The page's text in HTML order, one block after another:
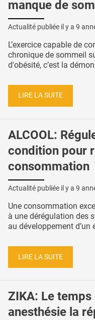
manque de
Actualité publiée il y a 9
L’exercice capable de
chronique de sommeil
d'obésité, c’est la
LIRE LA SUITE
ALCOOL:
condition pour
consommation
Actualité publiée il y a 9
Une consommation
à une dérégulation des
au développement
LIRE LA SUITE
ZIKA: Le temps
anesthésie la